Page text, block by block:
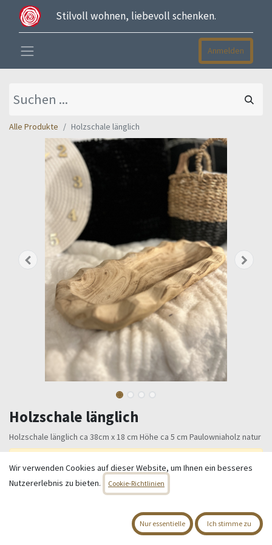
Stilvoll wohnen, liebevoll schenken.
Anmelden
Alle Produkte Holzschale länglich
Holzschale länglich
Holzschale länglich ca 38cm x 18 cm Höhe ca 5 cm Paulowniaholz natur
Dieses Produkt ist nicht länger verfügbar.
Wir verwenden Cookies auf dieser Website, um Ihnen ein besseres
Nutzererlebnis zu bieten.
Cookie-Richtlinien
Nur essentielle Ich stimme zu